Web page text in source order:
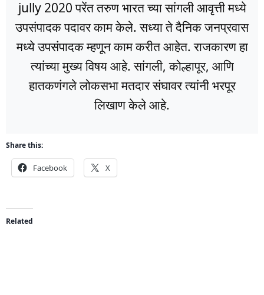
jully 2020 परेंत तरुण भारत च्या सांगली आवृत्ती मध्ये
उपसंपादक पदावर काम केले. सध्या ते दैनिक जनप्रवास
मध्ये उपसंपादक म्हणून काम करीत आहेत. राजकारण हा
त्यांच्या मुख्य विषय आहे. सांगली, कोल्हापूर, आणि
हातकणंगले लोकसभा मतदार संघावर त्यांनी भरपूर
लिखाण केले आहे.
Share this:
Facebook X
Related